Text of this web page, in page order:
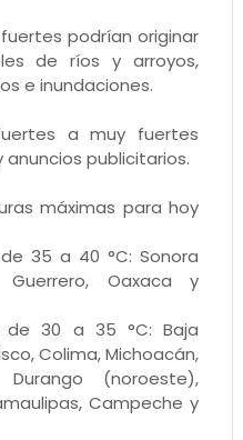
podrían originar
de ríos y arroyos,
e inundaciones.
a muy fuertes
publicitarios.
máximas para hoy
35 a 40 °C: Sonora
Oaxaca y
de 30 a 35 °C: Baja
Colima, Michoacán,
(noroeste),
Campeche y